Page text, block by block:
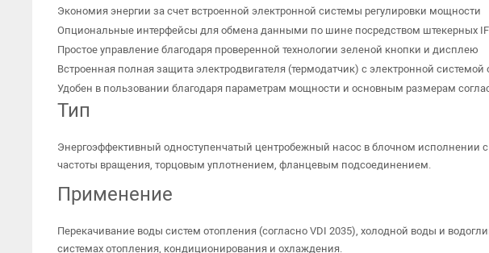
Экономия энергии за счет встроенной электронной системы регулировки мощности
Опциональные интерфейсы для обмена данными по шине посредством штекерных
Простое управление благодаря проверенной технологии зеленой кнопки и дисплею
Встроенная полная защита электродвигателя (термодатчик) с электронной
Удобен в пользовании благодаря параметрам мощности и основным размерам
Тип
Энергоэффективный одноступенчатый центробежный насос в блочном исполнении
частоты вращения, торцовым уплотнением, фланцевым подсоединением.
Применение
Перекачивание воды систем отопления (согласно VDI 2035), холодной воды и
системах отопления, кондиционирования и охлаждения.